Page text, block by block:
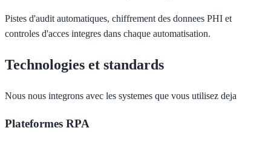
Pistes d'audit automatiques, chiffrement des donnees PHI et
controles d'acces integres dans chaque automatisation.
Technologies et standards
Nous nous integrons avec les systemes que vous utilisez deja
Plateformes RPA